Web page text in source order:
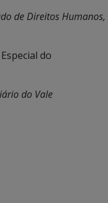
de Direitos Humanos,
do
do Vale